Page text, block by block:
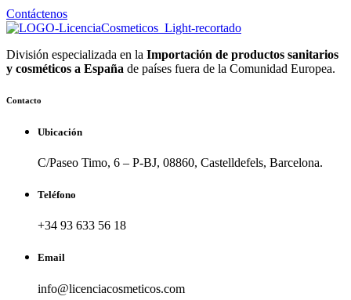
Contáctenos
División especializada en la Importación de productos sanitarios
y cosméticos a España de países fuera de la Comunidad Europea.
Contacto
Ubicación
C/Paseo Timo, 6 – P-BJ, 08860, Castelldefels, Barcelona.
Teléfono
+34 93 633 56 18
Email
info@licenciacosmeticos.com